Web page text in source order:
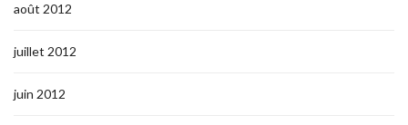
août 2012
juillet 2012
juin 2012